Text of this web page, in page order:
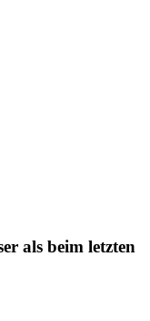
als beim letzten